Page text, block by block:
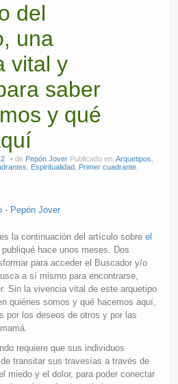
del
una
vital y
saber
y qué
de Pepón Jover Publicado en: Arquetipos
Espiritualidad Primer cuadrante
la continuación del artículo sobre el
publiqué hace unos meses. Dos
para acceder el Buscador y/o
a sí mismo para encontrarse,
Sin la vivencia vital de este arquetipo
quiénes somos y qué hacemos aquí,
por los deseos de otros y por las
requiere que sus individuos
transitar sus travesías a través de
miedo y el dolor, para poder conectar